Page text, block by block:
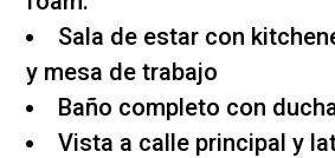
Sala de estar con
y mesa de trabajo
Baño completo con
Vista a calle principal y